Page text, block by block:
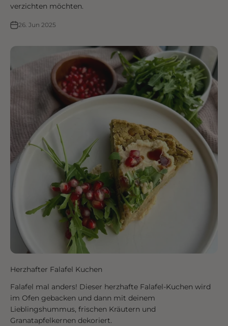
verzichten möchten.
26. Jun 2025
Herzhafter Falafel Kuchen
Falafel mal anders! Dieser herzhafte Falafel-Kuchen wird
im Ofen gebacken und dann mit deinem
Lieblingshummus, frischen Kräutern und
Granatapfelkernen dekoriert.